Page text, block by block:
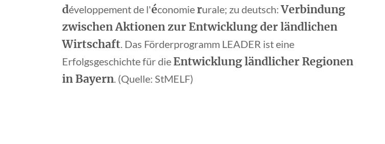
développement de l'économie rurale; zu deutsch:Verbindung
zwischen Aktionen zur Entwicklung der ländlichen
Wirtschaft. Das Förderprogramm LEADER ist eine
Erfolgsgeschichte für dieEntwicklung ländlicher Regionen
in Bayern. (Quelle: StMELF)